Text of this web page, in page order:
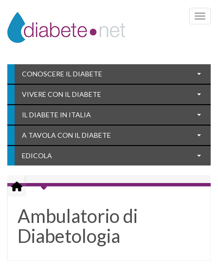
Toggle
CONOSCERE IL DIABETE
VIVERE CON IL DIABETE
IL DIABETE IN ITALIA
A TAVOLA CON IL DIABETE
EDICOLA
Ambulatorio di
Diabetologia